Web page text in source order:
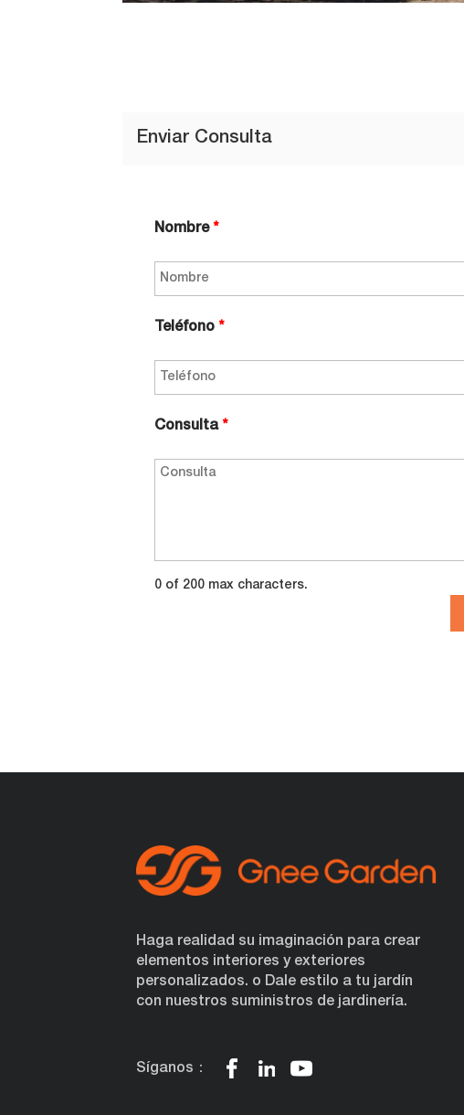
Enviar Consulta
Nombre*
Teléfono *
Consulta*
0 of 200 max characters.
Haga realidad su imaginación para crear
elementos interiores y exteriores
personalizados. o Dale estilo a tu jardín
con nuestros suministros de jardinería.
Síganos：